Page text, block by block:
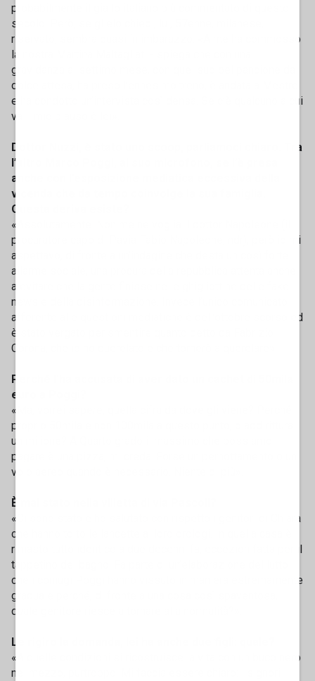
probabilmente il giallo italiano più commentato di questo
secolo. Però, se glielo chiedi, lui, 57enne, milanese,
riservato, sembra quasi in imbarazzo. «A me ha commosso
la nostra Martina Maltagliati - spiega che con una
gravidanza al settimo mese, con quel suo bel pancione da
dolce attesa, ha preso l’ennesimo treno, è andata a Mestre
e ha condotto un’intervista così densa. Se c’è qualcuno a cui
va il mio plauso è lei».
Dottor Nuzzi, è stato uno scoop, parliamoci chiaro. Tra
l’altro Marco Poggi, al suo microfono, se l’è presa
anche con l’esposizione mediatica eccessiva della
vicenda che da tempo coinvolge la sua famiglia.
Questa deriva esiste?
«Assolutamente. Non me ne voglia il dottor Napoleone (il
procuratore capo di Pavia Fabio Napoleone, ndr), però io mi
aspettavo, di fronte a un’indagine che desta un così forte
allarme sociale, una procura della repubblica attenta anche
a evitare che la gente finisse nelle ghigliottine delle fake
news e della disinformazione. Invece l’unico comunicato
afferente alle questioni mediatiche è dell’ottobre scorso ed
è stato vergato per smentire quanto detto da Fabrizio
Corona, che io ho querelato e che tornerò a querelare».
Perché l’ha accusata di aver dato un cachet di 50mila
euro a Poggi?
«Ma, vorrei sapere, quella cifra da dove gli viene? Perché
proprio 50mila e non 100mila a questo punto, o addirittura
un milione? A Quarto grado il massimo che possiamo
pagare è una pizza, mi creda. Forse un pernottamento o un
volo aereo quando è necessario. Niente di più».
È mai stato nella villetta di via Pascoli?
«Ci sono stato e ho salutato con rispetto i genitori di Chiara
che hanno tolto le lancette ai loro orologi. In quella casa è
rimasto tutto identico a due decenni fa, eccezion fatta per il
tappetino del bagno. Fa parte di un’elaborazione del lutto
che i coniugi Poggi hanno vissuto in maniera estremamente
graduale perché, di fronte a una cosa così spaventosa,
quale genitore riesce a tornare alla normalità?».
Le rigiro la domanda, lei ha anche due figli: quale?
«A quelle condizioni si ricostruisce la vita con un buco nero
nel mezzo, purtroppo. Mi faccia essere chiaro: i signori